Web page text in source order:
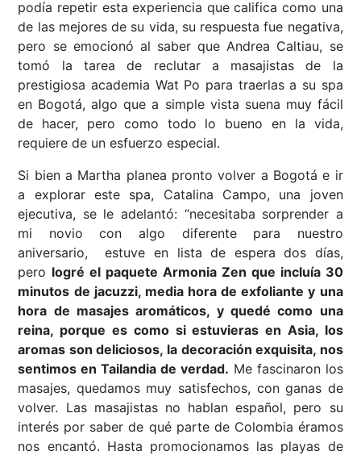
podía repetir esta experiencia que califica como una
de las mejores de su vida, su respuesta fue negativa,
pero se emocionó al saber que Andrea Caltiau, se
tomó la tarea de reclutar a masajistas de la
prestigiosa academia Wat Po para traerlas a su spa
en Bogotá, algo que a simple vista suena muy fácil
de hacer, pero como todo lo bueno en la vida,
requiere de un esfuerzo especial.
Si bien a Martha planea pronto volver a Bogotá e ir
a explorar este spa, Catalina Campo, una joven
ejecutiva, se le adelantó: “necesitaba sorprender a
mi novio con algo diferente para nuestro
aniversario, estuve en lista de espera dos días,
pero logré el paquete Armonia Zen que incluía 30
minutos de jacuzzi, media hora de exfoliantey una
hora de masajes aromáticos, y quedé como una
reina, porque es como si estuvieras en Asia, los
aromas son deliciosos, la decoración exquisita, nos
sentimos en Tailandia de verdad. Me fascinaron los
masajes, quedamos muy satisfechos, con ganas de
volver. Las masajistas no hablan español, pero su
interés por saber de qué parte de Colombia éramos
nos encantó. Hasta promocionamos las playas de